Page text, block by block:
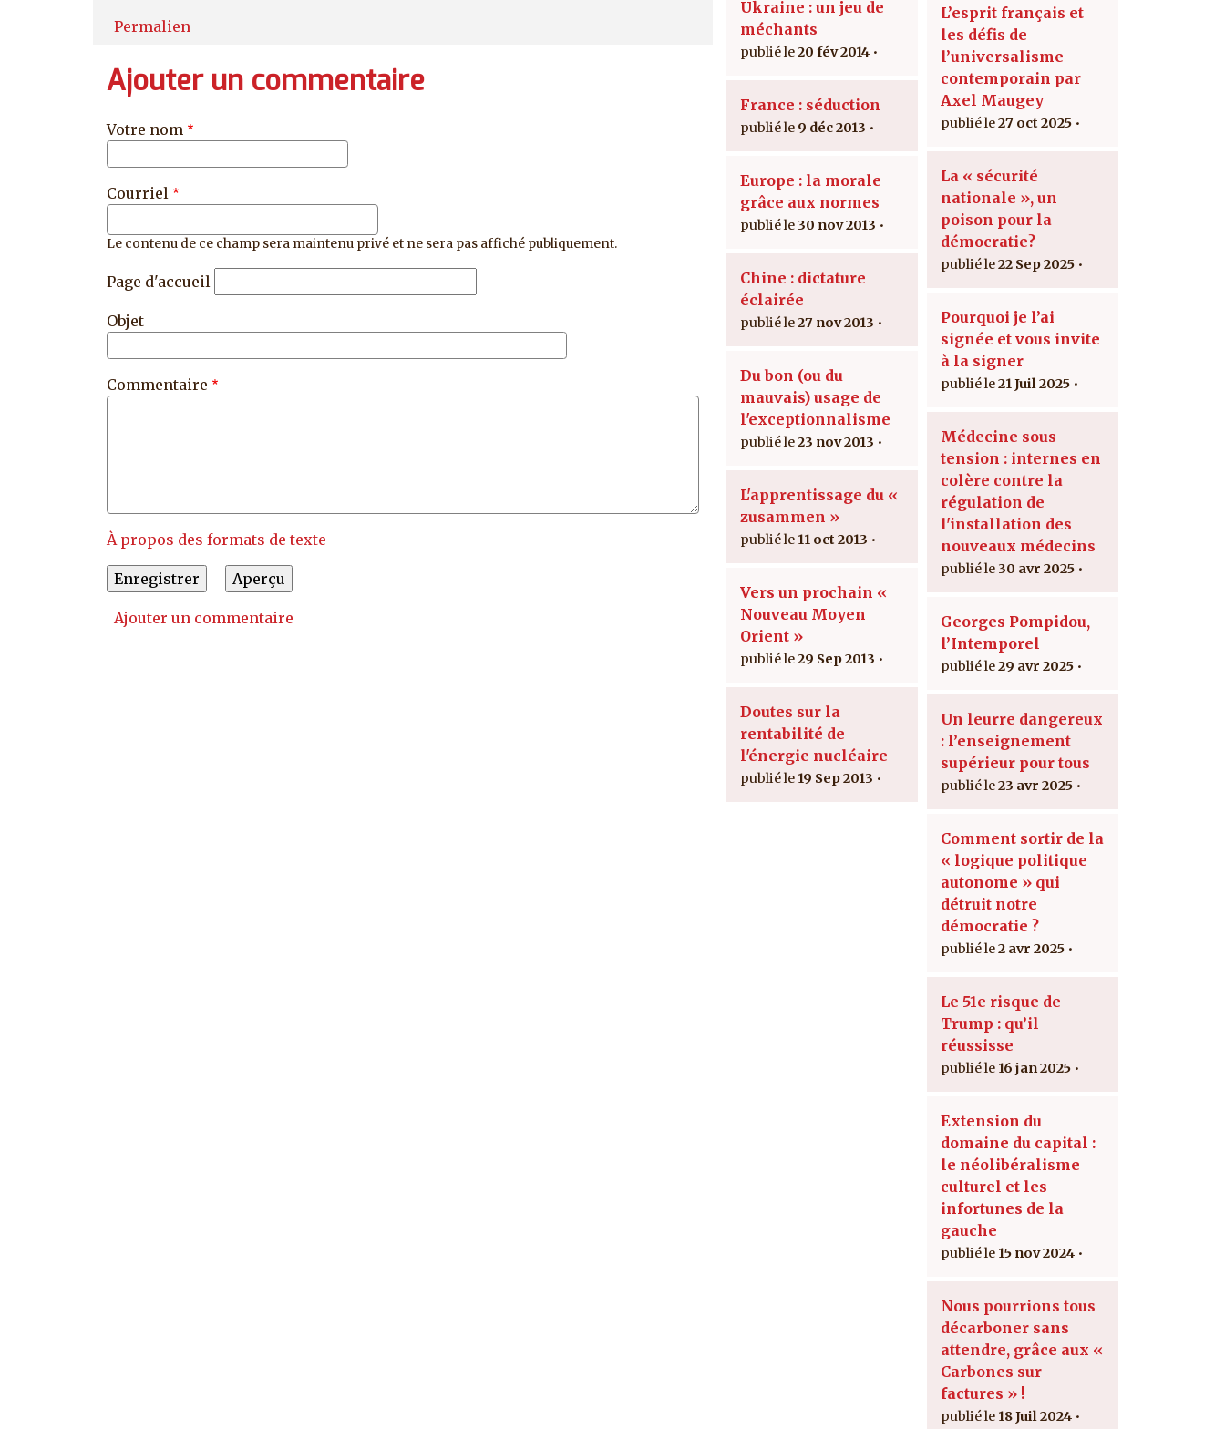
Permalien
Ajouter un commentaire
Votre nom
Courriel
Le contenu de ce champ sera maintenu privé et ne sera pas affiché publiquement.
Page d'accueil
Objet
Commentaire
À propos des formats de texte
Ajouter un commentaire
Ukraine : un jeu de
méchants
20 fév 2014
France : séduction
9 déc 2013
Europe : la morale
grâce aux normes
30 nov 2013
Chine : dictature
éclairée
27 nov 2013
Du bon (ou du
mauvais) usage de
l'exceptionnalisme
23 nov 2013
L'apprentissage du «
zusammen »
11 oct 2013
Vers un prochain «
Nouveau Moyen
Orient »
29 Sep 2013
Doutes sur la
rentabilité de
l'énergie nucléaire
19 Sep 2013
L’esprit français et
les défis de
l’universalisme
contemporain par
Axel Maugey
27 oct 2025
La « sécurité
nationale », un
poison pour la
démocratie?
22 Sep 2025
Pourquoi je l’ai
signée et vous invite
à la signer
21 Juil 2025
Médecine sous
tension : internes en
colère contre la
régulation de
l'installation des
nouveaux médecins
30 avr 2025
Georges Pompidou,
l’Intemporel
29 avr 2025
Un leurre dangereux
: l’enseignement
supérieur pour tous
23 avr 2025
Comment sortir de la
« logique politique
autonome » qui
détruit notre
démocratie ?
2 avr 2025
Le 51e risque de
Trump : qu’il
réussisse
16 jan 2025
Extension du
domaine du capital :
le néolibéralisme
culturel et les
infortunes de la
gauche
15 nov 2024
Nous pourrions tous
décarboner sans
attendre, grâce aux «
Carbones sur
factures » !
18 Juil 2024